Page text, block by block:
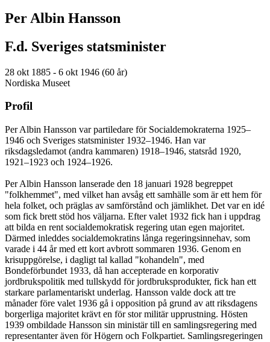
Per Albin Hansson
F.d. Sveriges statsminister
28 okt 1885 - 6 okt 1946 (60 år)
Nordiska Museet
Profil
Per Albin Hansson var partiledare för Socialdemokraterna 1925–
1946 och Sveriges statsminister 1932–1946. Han var
riksdagsledamot (andra kammaren) 1918–1946, statsråd 1920,
1921–1923 och 1924–1926.
Per Albin Hansson lanserade den 18 januari 1928 begreppet
"folkhemmet", med vilket han avsåg ett samhälle som är ett hem för
hela folket, och präglas av samförstånd och jämlikhet. Det var en idé
som fick brett stöd hos väljarna. Efter valet 1932 fick han i uppdrag
att bilda en rent socialdemokratisk regering utan egen majoritet.
Därmed inleddes socialdemokratins långa regeringsinnehav, som
varade i 44 år med ett kort avbrott sommaren 1936. Genom en
krisuppgörelse, i dagligt tal kallad "kohandeln", med
Bondeförbundet 1933, då han accepterade en korporativ
jordbrukspolitik med tullskydd för jordbruksprodukter, fick han ett
starkare parlamentariskt underlag. Hansson valde dock att tre
månader före valet 1936 gå i opposition på grund av att riksdagens
borgerliga majoritet krävt en för stor militär upprustning. Hösten
1939 ombildade Hansson sin ministär till en samlingsregering med
representanter även för Högern och Folkpartiet. Samlingsregeringen